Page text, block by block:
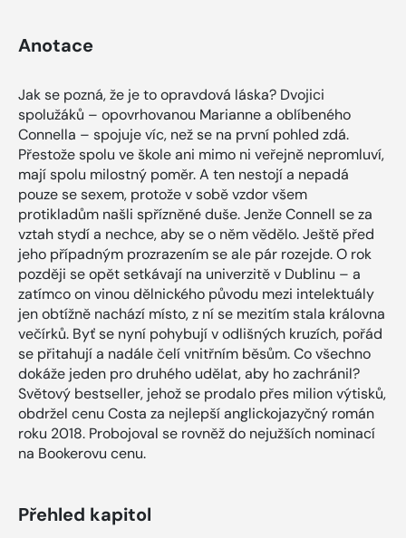
Anotace
Jak se pozná, že je to opravdová láska? Dvojici
spolužáků – opovrhovanou Marianne a oblíbeného
Connella – spojuje víc, než se na první pohled zdá.
Přestože spolu ve škole ani mimo ni veřejně nepromluví,
mají spolu milostný poměr. A ten nestojí a nepadá
pouze se sexem, protože v sobě vzdor všem
protikladům našli spřízněné duše. Jenže Connell se za
vztah stydí a nechce, aby se o něm vědělo. Ještě před
jeho případným prozrazením se ale pár rozejde. O rok
později se opět setkávají na univerzitě v Dublinu – a
zatímco on vinou dělnického původu mezi intelektuály
jen obtížně nachází místo, z ní se mezitím stala královna
večírků. Byť se nyní pohybují v odlišných kruzích, pořád
se přitahují a nadále čelí vnitřním běsům. Co všechno
dokáže jeden pro druhého udělat, aby ho zachránil?
Světový bestseller, jehož se prodalo přes milion výtisků,
obdržel cenu Costa za nejlepší anglickojazyčný román
roku 2018. Probojoval se rovněž do nejužších nominací
na Bookerovu cenu.
Přehled kapitol